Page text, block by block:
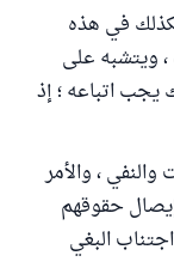
في هذه
، ويتشبه على
يجب اتباعه ؛ إذ
، والأمر
حقوقهم
البغي